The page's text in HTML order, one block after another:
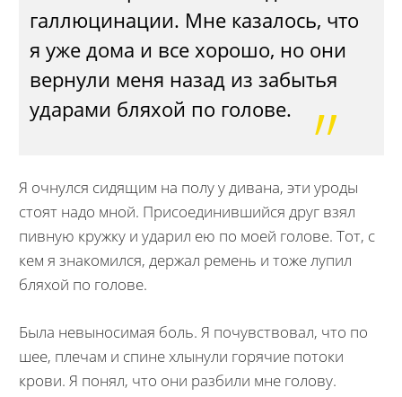
галлюцинации. Мне казалось, что
я уже дома и все хорошо, но они
вернули меня назад из забытья
ударами бляхой по голове.
Я очнулся сидящим на полу у дивана, эти уроды
стоят надо мной. Присоединившийся друг взял
пивную кружку и ударил ею по моей голове. Тот, с
кем я знакомился, держал ремень и тоже лупил
бляхой по голове.
Была невыносимая боль. Я почувствовал, что по
шее, плечам и спине хлынули горячие потоки
крови. Я понял, что они разбили мне голову.